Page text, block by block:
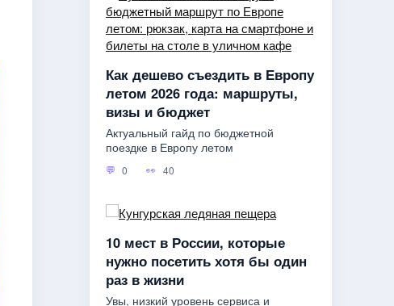
Как дешево съездить в Европу
летом 2026 года: маршруты,
визы и бюджет
Актуальный гайд по бюджетной
поездке в Европу летом
0 40
10 мест в России, которые
нужно посетить хотя бы один
раз в жизни
Увы, низкий уровень сервиса и